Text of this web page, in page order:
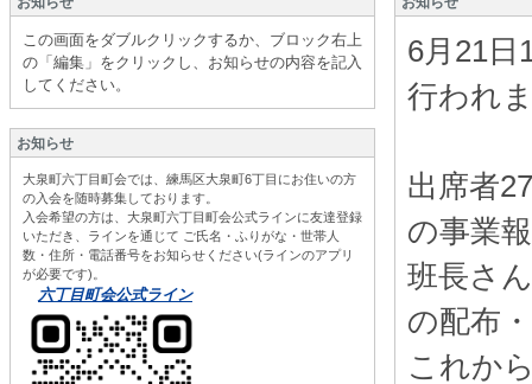
この画面をダブルクリックするか、ブロック右上
の「編集」をクリックし、お知らせの内容を記入
してください。
お知らせ
大泉町六丁目町会では、練馬区大泉町6丁目にお住いの方
の入会を随時募集しております。
入会希望の方は、大泉町六丁目町会公式ラインに友達登録
いただき、ラインを通じて ご氏名・ふりがな・世帯人
数・住所・電話番号をお知らせください(ラインのアプリ
が必要です)。
六丁目町会公式ライン
6月21日
行われ
出席者
の事業
班長さ
の配布
これか